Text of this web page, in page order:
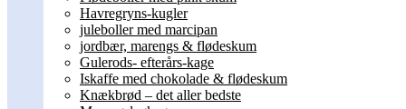
Havregryns-kugler
juleboller med marcipan
jordbær, marengs & flødeskum
Gulerods- efterårs-kage
Iskaffe med chokolade & flødeskum
Knækbrød – det aller bedste